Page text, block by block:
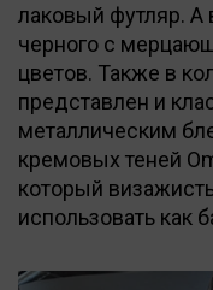
лаковый футляр. А
черного с
цветов. Также в
представлен и
металлическим
кремовых теней
который
использовать как